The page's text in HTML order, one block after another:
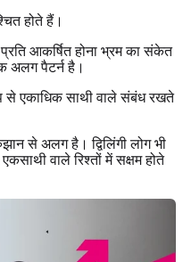
होते हैं।
आकर्षित होना भ्रम का संकेत
अलग पैटर्न है।
से एकाधिक साथी वाले संबंध रखते
से अलग है। द्विलिंगी लोग भी
वाले रिश्तों में सक्षम होते